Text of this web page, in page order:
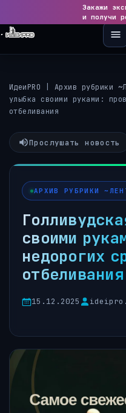
Закажи
и получи
ИдеиPRO Архив рубрики
улыбка своими руками:
отбеливания
Прослушать новость
АРХИВ РУБРИКИ
своими
недорогих
отбеливания
15.12.2025